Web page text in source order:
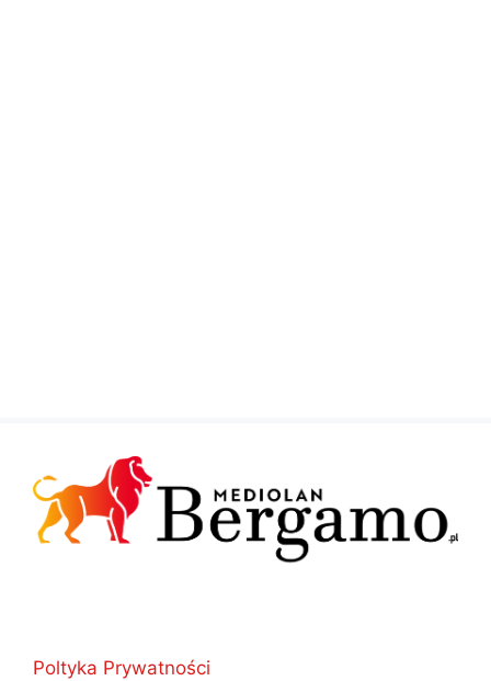
Poltyka Prywatności